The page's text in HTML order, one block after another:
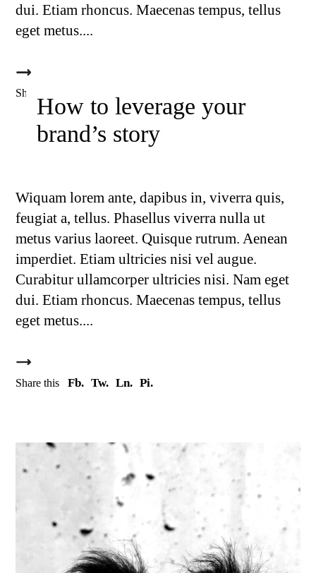
dui. Etiam rhoncus. Maecenas tempus, tellus
eget metus.
Share this
How to leverage your
brand’s story
Wiquam lorem ante, dapibus in, viverra quis,
feugiat a, tellus. Phasellus viverra nulla ut
metus varius laoreet. Quisque rutrum. Aenean
imperdiet. Etiam ultricies nisi vel augue.
Curabitur ullamcorper ultricies nisi. Nam eget
dui. Etiam rhoncus. Maecenas tempus, tellus
eget metus.
Share this Fb. Tw. Ln. Pi.